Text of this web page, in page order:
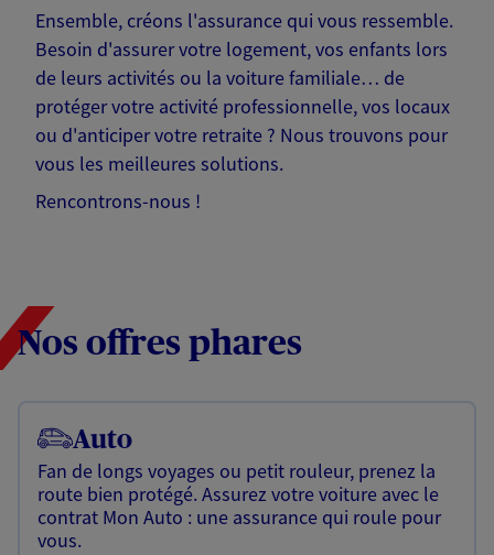
Ensemble, créons l'assurance qui vous ressemble.
Besoin d'assurer votre logement, vos enfants lors
de leurs activités ou la voiture familiale… de
protéger votre activité professionnelle, vos locaux
ou d'anticiper votre retraite ? Nous trouvons pour
vous les meilleures solutions.
Rencontrons-nous !
Nos offres phares
Auto
Fan de longs voyages ou petit rouleur, prenez la
route bien protégé. Assurez votre voiture avec le
contrat Mon Auto : une assurance qui roule pour
vous.